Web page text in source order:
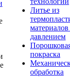
Литье из
давлением
покраска
обработка